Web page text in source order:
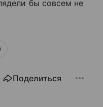
бы совсем не
Поделиться